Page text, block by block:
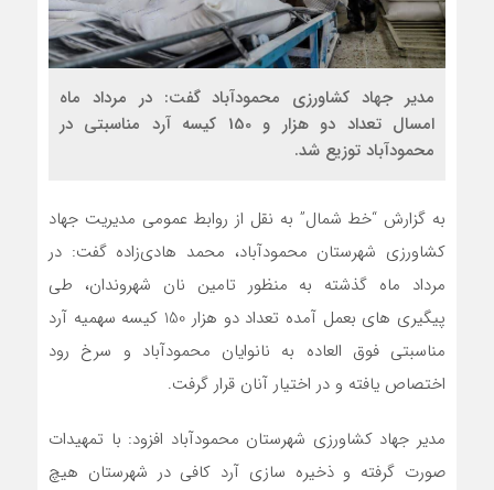
مدیر جهاد کشاورزی محمودآباد گفت: در مرداد ماه
امسال تعداد دو هزار و 150 کیسه آرد مناسبتی در
محمودآباد توزیع شد.
به گزارش “خط شمال” به نقل از روابط عمومی مدیریت جهاد
کشاورزی شهرستان محمودآباد، محمد هادی‌زاده گفت: در
مرداد ماه گذشته به منظور تامین نان شهروندان، طی
پیگیری های بعمل آمده تعداد دو هزار 150 کیسه سهمیه آرد
مناسبتی فوق العاده به نانوایان محمودآباد و سرخ رود
اختصاص یافته و در اختیار آنان قرار گرفت.
مدیر جهاد کشاورزی شهرستان محمودآباد افزود: با تمهیدات
صورت گرفته و ذخیره سازی آرد کافی در شهرستان هیچ